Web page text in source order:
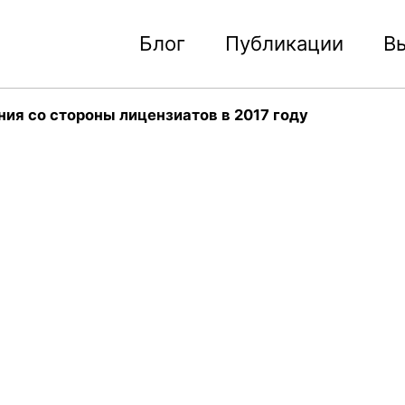
Блог Публикации
со стороны лицензиатов в 2017 году